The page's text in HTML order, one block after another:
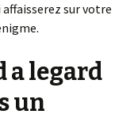
sur votre
a legard
un